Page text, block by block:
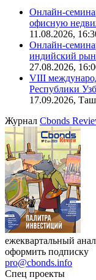
Онлайн-
офисную
11.08.2026,
Онлайн-
индийский
27.08.2026,
VIII
Республики
17.09.2026,
Журнал Cbonds
ежеквартальный
оформить подписку
pro@cbonds.info
Спец проекты